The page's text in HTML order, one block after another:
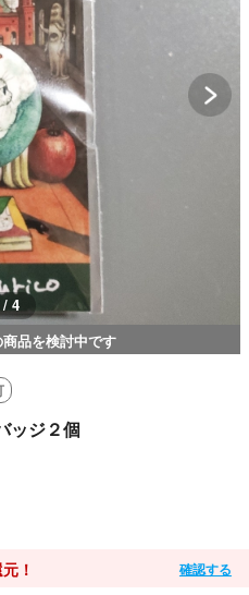
/ 4
品を検討中です
ッジ２個
！ 確認する